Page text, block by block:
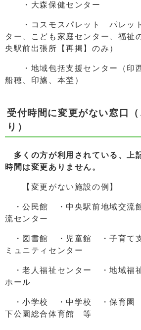
・大森保健センター
・コスモスパレット パレッ
ター、こども家庭センター、福祉
央駅前出張所【再掲】のみ）
・地域包括支援センター（印西
船穂、印旛、本埜）
受付時間に変更がない窓口
り）
多くの方が利用されている、上
時間は変更ありません。
【変更がない施設の例】
・公民館 ・中央駅前地域交流
流センター
・図書館 ・児童館 ・子育て
ミュニティセンター
・老人福祉センター ・地域福
ホール
・小学校 ・中学校 ・保育園
下公園総合体育館 等